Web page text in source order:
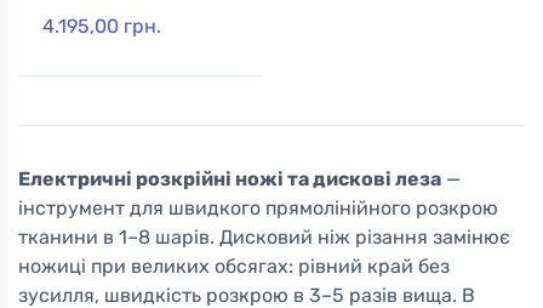
4.195,00 грн.
Електричні розкрійні ножі та дискові леза —
інструмент для швидкого прямолінійного розкрою
тканини в 1–8 шарів. Дисковий ніж різання замінює
ножиці при великих обсягах: рівний край без
зусилля, швидкість розкрою в 3–5 разів вища. В